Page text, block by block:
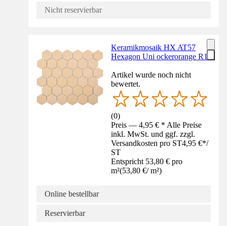
Nicht reservierbar
Keramikmosaik HX AT57
Hexagon Uni ockerorange R1
Artikel wurde noch nicht
bewertet.
(0)
Preis — 4,95 € * Alle Preise
inkl. MwSt. und ggf. zzgl.
Versandkosten pro ST4,95 €*/
ST
Entspricht 53,80 € pro
m²(53,80 €/ m²)
Online bestellbar
Reservierbar